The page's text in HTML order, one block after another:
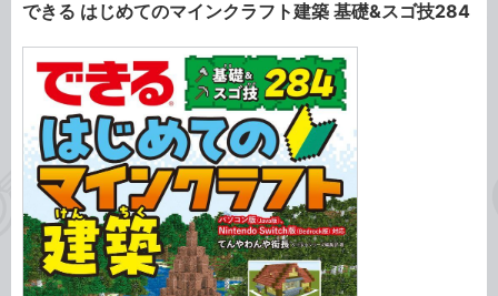
できる はじめてのマインクラフト建築 基礎&スゴ技284